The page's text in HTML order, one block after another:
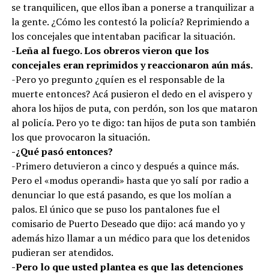
se tranquilicen, que ellos iban a ponerse a tranquilizar a
la gente. ¿Cómo les contestó la policía? Reprimiendo a
los concejales que intentaban pacificar la situación.
-Leña al fuego. Los obreros vieron que los
concejales eran reprimidos y reaccionaron aún más.
-Pero yo pregunto ¿quíen es el responsable de la
muerte entonces? Acá pusieron el dedo en el avispero y
ahora los hijos de puta, con perdón, son los que mataron
al policía. Pero yo te digo: tan hijos de puta son también
los que provocaron la situación.
-¿Qué pasó entonces?
-Primero detuvieron a cinco y después a quince más.
Pero el «modus operandi» hasta que yo salí por radio a
denunciar lo que está pasando, es que los molían a
palos. El único que se puso los pantalones fue el
comisario de Puerto Deseado que dijo: acá mando yo y
además hizo llamar a un médico para que los detenidos
pudieran ser atendidos.
-Pero lo que usted plantea es que las detenciones